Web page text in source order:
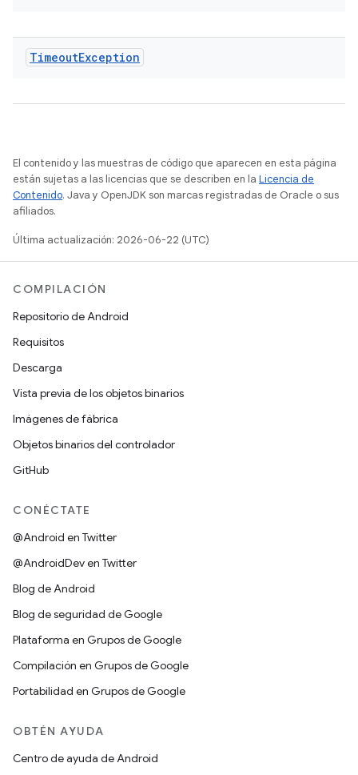
TimeoutException
El contenido y las muestras de código que aparecen en esta página
están sujetas a las licencias que se describen en la Licencia de
Contenido. Java y OpenJDK son marcas registradas de Oracle o sus
afiliados.
Última actualización: 2026-06-22 (UTC)
COMPILACIÓN
Repositorio de Android
Requisitos
Descarga
Vista previa de los objetos binarios
Imágenes de fábrica
Objetos binarios del controlador
GitHub
CONÉCTATE
@Android en Twitter
@AndroidDev en Twitter
Blog de Android
Blog de seguridad de Google
Plataforma en Grupos de Google
Compilación en Grupos de Google
Portabilidad en Grupos de Google
OBTÉN AYUDA
Centro de ayuda de Android